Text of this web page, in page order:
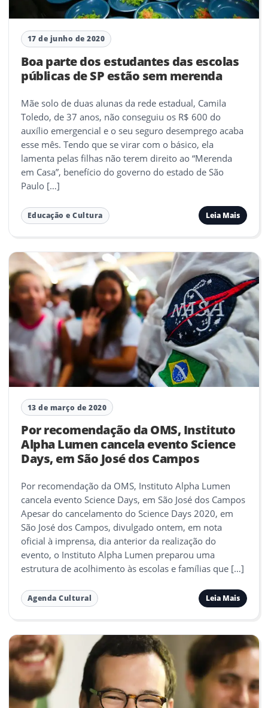
17 de junho de 2020
Boa parte dos estudantes das escolas
públicas de SP estão sem merenda
Mãe solo de duas alunas da rede estadual, Camila
Toledo, de 37 anos, não conseguiu os R$ 600 do
auxílio emergencial e o seu seguro desemprego acaba
esse mês. Tendo que se virar com o básico, ela
lamenta pelas filhas não terem direito ao “Merenda
em Casa”, benefício do governo do estado de São
Paulo […]
Educação e Cultura Leia Mais
13 de março de 2020
Por recomendação da OMS, Instituto
Alpha Lumen cancela evento Science
Days, em São José dos Campos
Por recomendação da OMS, Instituto Alpha Lumen
cancela evento Science Days, em São José dos Campos
Apesar do cancelamento do Science Days 2020, em
São José dos Campos, divulgado ontem, em nota
oficial à imprensa, dia anterior da realização do
evento, o Instituto Alpha Lumen preparou uma
estrutura de acolhimento às escolas e famílias que […]
Agenda Cultural Leia Mais